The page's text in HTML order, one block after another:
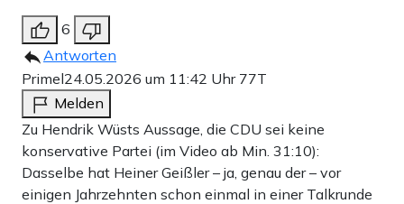
6
Antworten
Primel24.05.2026 um 11:42 Uhr 77T
Melden
Zu Hendrik Wüsts Aussage, die CDU sei keine
konservative Partei (im Video ab Min. 31:10):
Dasselbe hat Heiner Geißler – ja, genau der – vor
einigen Jahrzehnten schon einmal in einer Talkrunde